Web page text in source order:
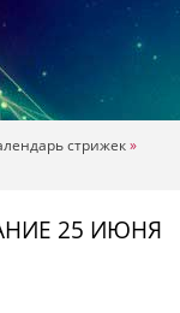
стрижек»
25 ИЮНЯ